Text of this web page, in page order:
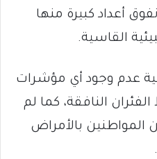
أعداد كبيرة منها
القاسية.
عدم وجود أي مؤشرات
النافقة، كما لم
المواطنين بالأمراض